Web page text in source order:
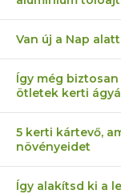
Van új a Nap
Így még
ötletek kerti
5 kerti kártevő,
növényeidet
Így alakítsd ki a